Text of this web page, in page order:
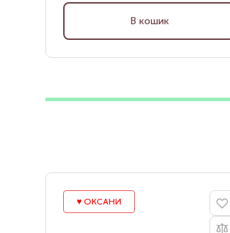
В кошик
♥️ ОКСАНИ